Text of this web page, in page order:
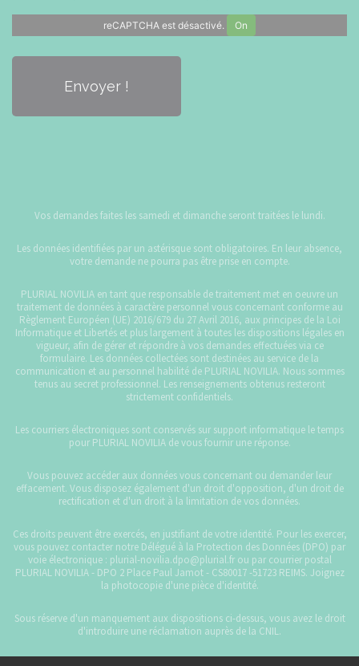
reCAPTCHA est désactivé. On
Vos demandes faites les samedi et dimanche seront traitées le lundi.
Les données identifiées par un astérisque sont obligatoires. En leur absence,
votre demande ne pourra pas être prise en compte.
PLURIAL NOVILIA en tant que responsable de traitement met en oeuvre un
traitement de données à caractère personnel vous concernant conforme au
Règlement Européen (UE) 2016/679 du 27 Avril 2016, aux principes de la Loi
Informatique et Libertés et plus largement à toutes les dispositions légales en
vigueur, afin de gérer et répondre à vos demandes effectuées via ce
formulaire. Les données collectées sont destinées au service de la
communication et au personnel habilité de PLURIAL NOVILIA. Nous sommes
tenus au secret professionnel. Les renseignements obtenus resteront
strictement confidentiels.
Les courriers électroniques sont conservés sur support informatique le temps
pour PLURIAL NOVILIA de vous fournir une réponse.
Vous pouvez accéder aux données vous concernant ou demander leur
effacement. Vous disposez également d'un droit d'opposition, d'un droit de
rectification et d'un droit à la limitation de vos données.
Ces droits peuvent être exercés, en justifiant de votre identité. Pour les exercer,
vous pouvez contacter notre Délégué à la Protection des Données (DPO) par
voie électronique : plurial-novilia.dpo@plurial.fr ou par courrier postal
PLURIAL NOVILIA - DPO 2 Place Paul Jamot - CS80017 -51723 REIMS. Joignez
la photocopie d'une pièce d'identité.
Sous réserve d'un manquement aux dispositions ci-dessus, vous avez le droit
d'introduire une réclamation auprès de la CNIL.